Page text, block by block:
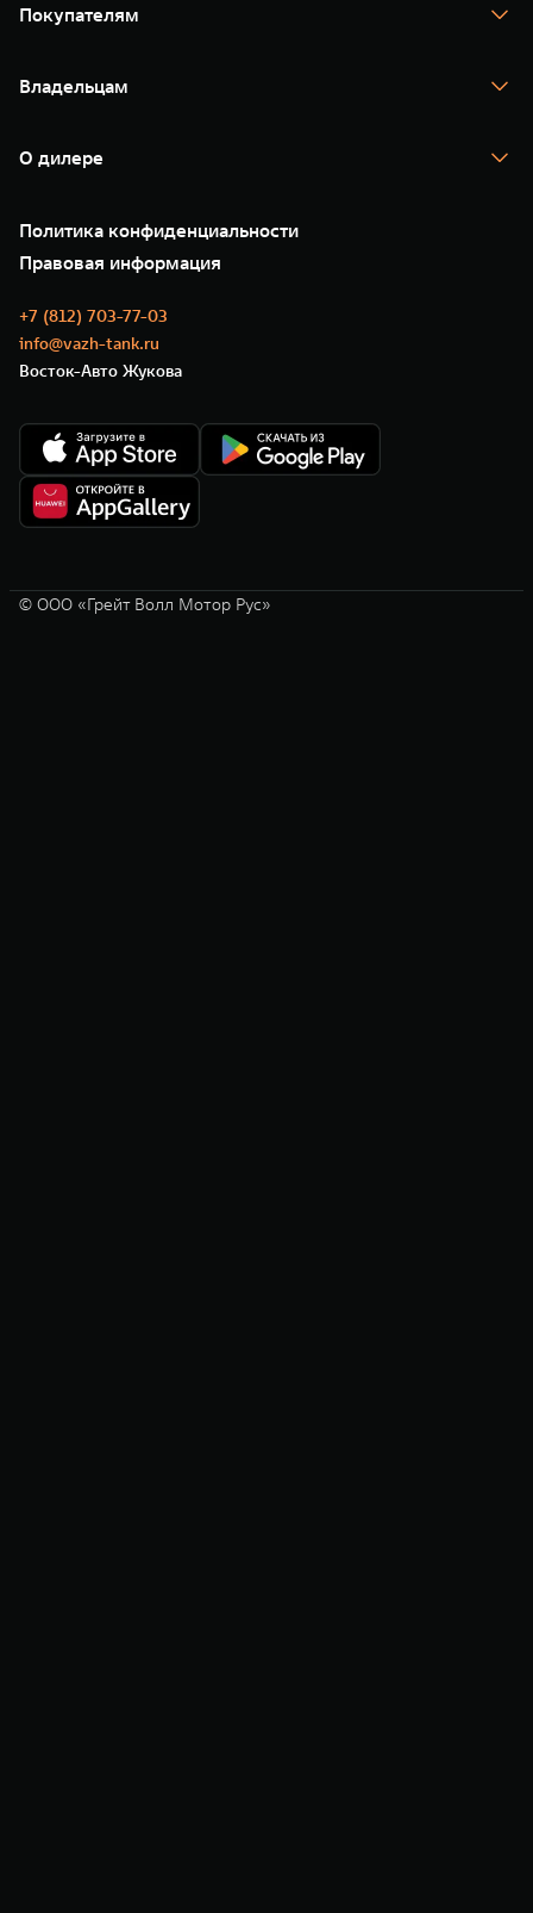
TANK 400
TANK 500
Покупателям
Тест-драйв
TANK Финансы
Корпоративным клиентам
Зарядные станции
Владельцам
Помощь на дороге
Новые цифровые сервисы TANK
Сервис
Нулевое ТО
Моторные масла
О дилере
35 лет GWM
GWM ТЕХ ДЕНЬ
Новости
Политика конфиденциальности
Правовая информация
+7 (812) 703-77-03
info@vazh-tank.ru
Восток-Авто Жукова
© ООО «Грейт Волл Мотор Рус»